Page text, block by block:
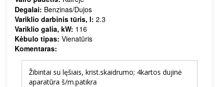
Degalai: Benzinas/Dujos
Variklio darbinis tūris, l: 2.3
Variklio galia, kW: 116
Kėbulo tipas: Vienatūris
Komentaras:
Žibintai su lęšiais, krist.skaidrumo; 4kartos dujinė
aparatūra š/m.patikra